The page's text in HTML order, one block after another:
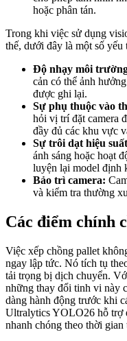
hoặc phân tán.
Trong khi việc sử dụng
thế, dưới đây là một số yếu
Độ nhạy môi
cản có thể ảnh
được ghi lại.
Sự phụ thuộc vào
hỏi vị trí đặt camera
đầy đủ các khu vực
Sự trôi dạt hiệu
ánh sáng hoặc hoạt
luyện lại model định
Bảo trì camera:
và kiểm tra thường
Các điểm chính
Việc xếp chồng pallet
ngay lập tức. Nó tích tụ
tải trọng bị dịch chuyển.
những thay đổi tinh vi này
dàng hành động trước khi
Ultralytics YOLO26 hỗ trợ
nhanh chóng theo thời gian